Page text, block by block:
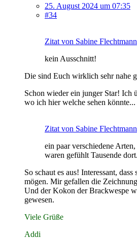
25. August 2024 um 07:35
#34
Zitat von Sabine Flechtmann
kein Ausschnitt!
Die sind Euch wirklich sehr nahe
Schon wieder ein junger Star! Ich
wo ich hier welche sehen könnte...
Zitat von Sabine Flechtmann
ein paar verschiedene
waren gefühlt Tausende dort.
So schaut es aus! Interessant,
mögen. Mir gefallen die
Und der Kokon der Brackwespe
gewesen.
Viele Grüße
Addi